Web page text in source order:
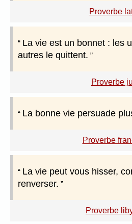
Proverbe
La vie est un bonnet : les
autres le quittent.
Proverbe
La bonne vie persuade
Proverbe
La vie peut vous hisser,
renverser.
Proverbe